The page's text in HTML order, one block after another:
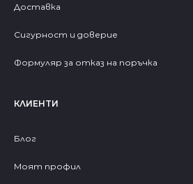
Доставка
Сигурност и доверие
Формуляр за отказ на поръчка
КЛИЕНТИ
Блог
Моят профил